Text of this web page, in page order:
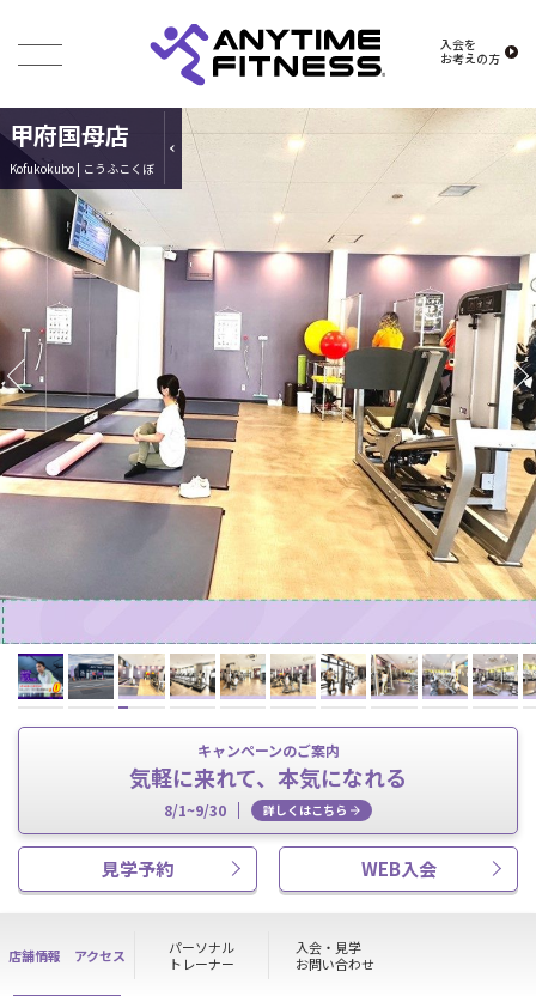
入会を
お考えの方
甲府国母店
Kofukokubo | こうふこくぼ
キャンペーンのご案内
気軽に来れて、本気になれる
8/1~9/30 詳しくはこちら
見学予約 WEB入会
店舗情報 アクセス
パーソナル
トレーナー
入会・見学
お問い合わせ